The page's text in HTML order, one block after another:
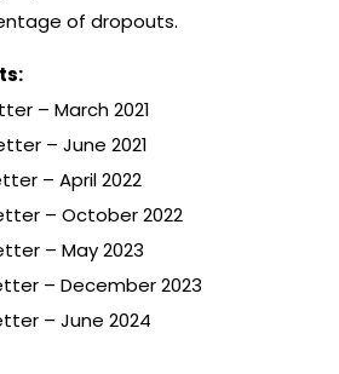
of dropouts.
– March 2021
– June 2021
– April 2022
– October 2022
– May 2023
– December 2023
– June 2024